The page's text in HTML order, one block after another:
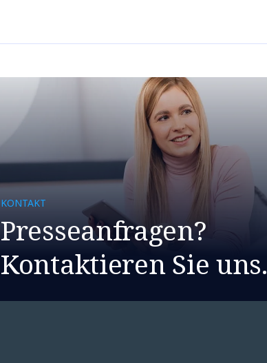
KONTAKT
Presseanfragen?
Kontaktieren Sie uns.